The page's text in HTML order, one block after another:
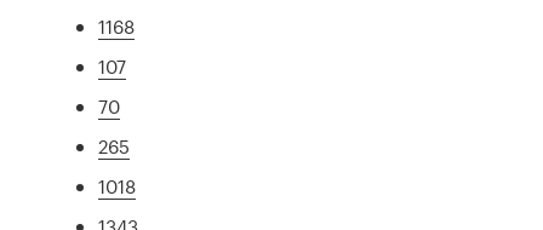
1168
107
70
265
1018